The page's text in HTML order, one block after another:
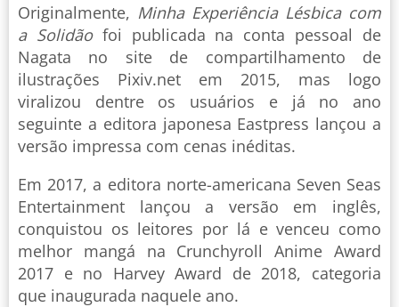
Originalmente, Minha Experiência Lésbica com
a Solidãofoi publicada na conta pessoal de
Nagata no site de compartilhamento de
ilustrações Pixiv.net em 2015, mas logo
viralizou dentre os usuários e já no ano
seguinte a editora japonesa Eastpress lançou a
versão impressa com cenas inéditas.
Em 2017, a editora norte-americana Seven Seas
Entertainment lançou a versão em inglês,
conquistou os leitores por lá e venceu como
melhor mangá na Crunchyroll Anime Award
2017 e no Harvey Award de 2018, categoria
que inaugurada naquele ano.